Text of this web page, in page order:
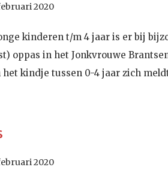
2020
kinderen t/m 4 jaar is er bij
oppas in het Jonkvrouwe
het kindje tussen 0-4 jaar zich
2020